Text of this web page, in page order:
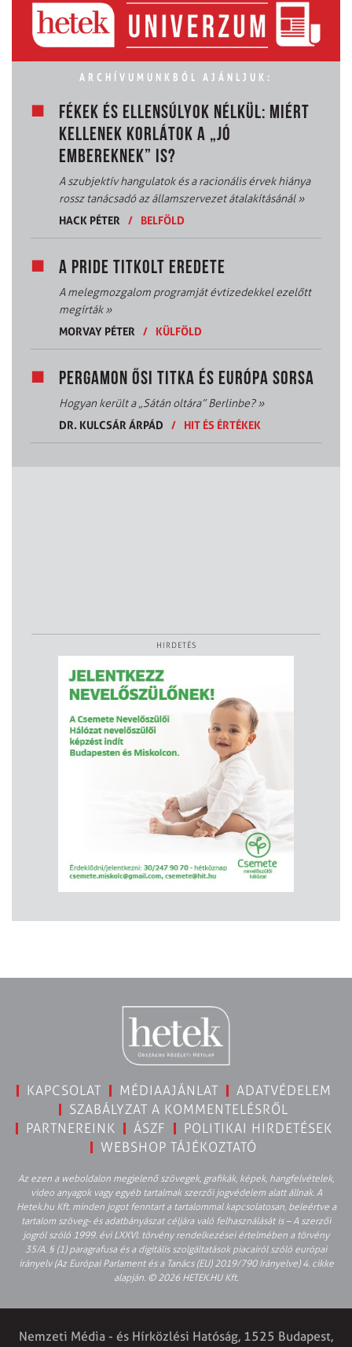
ARCHÍVUMUNKBÓL AJÁNLJUK:
FÉKEK ÉS ELLENSÚLYOK NÉLKÜL: MIÉRT
KELLENEK KORLÁTOK A „JÓ
EMBEREKNEK” IS?
A szubjektív hangulatok és a racionális érvek hiánya
rossz tanácsadó az államszervezet átalakításánál»
HACK PÉTER
/ BELFÖLD
A PRIDE TITKOLT EREDETE
A melegmozgalom programját évtizedekkel ezelőtt
megírták»
MORVAY PÉTER
/ KÜLFÖLD
PERGAMON ŐSI TITKA ÉS EURÓPA SORSA
Hogyan került a „Sátán oltára” Berlinbe?»
DR. KULCSÁR ÁRPÁD
/ HIT ÉS ÉRTÉKEK
HIRDETÉS
KAPCSOLAT MÉDIAAJÁNLAT
ADATVÉDELEM
SZABÁLYZAT A KOMMENTELÉSRŐL
PARTNEREINK
ÁSZF
POLITIKAI HIRDETÉSEK
WEBSHOP TÁJÉKOZTATÓ
Az ezen a weboldalon megjelenő szövegek, grafikák, képek, hangfelvételek,
video anyagok vagy egyéb tartalmak szerzői jogvédelem alatt állnak. A
Hetek.hu Kft. minden jogot fenntart a tartalommal kapcsolatosan, beleértve a
tartalom szöveg- és adatbányászat céljára való felhasználását is – A szerzői
jogról szóló 1999. évi LXXVI. törvény rendelkezései értelmében a törvény
35/A. § (1) paragrafusa és a digitális szolgáltatások piacairól szóló európai
irányelv (Az Európai Parlament és a Tanács (EU) 2019/790 Irányelve) 4. cikke
alapján. © 2026 HETEK.HU Kft.
Nemzeti Média - és Hírközlési Hatóság, 1525 Budapest,